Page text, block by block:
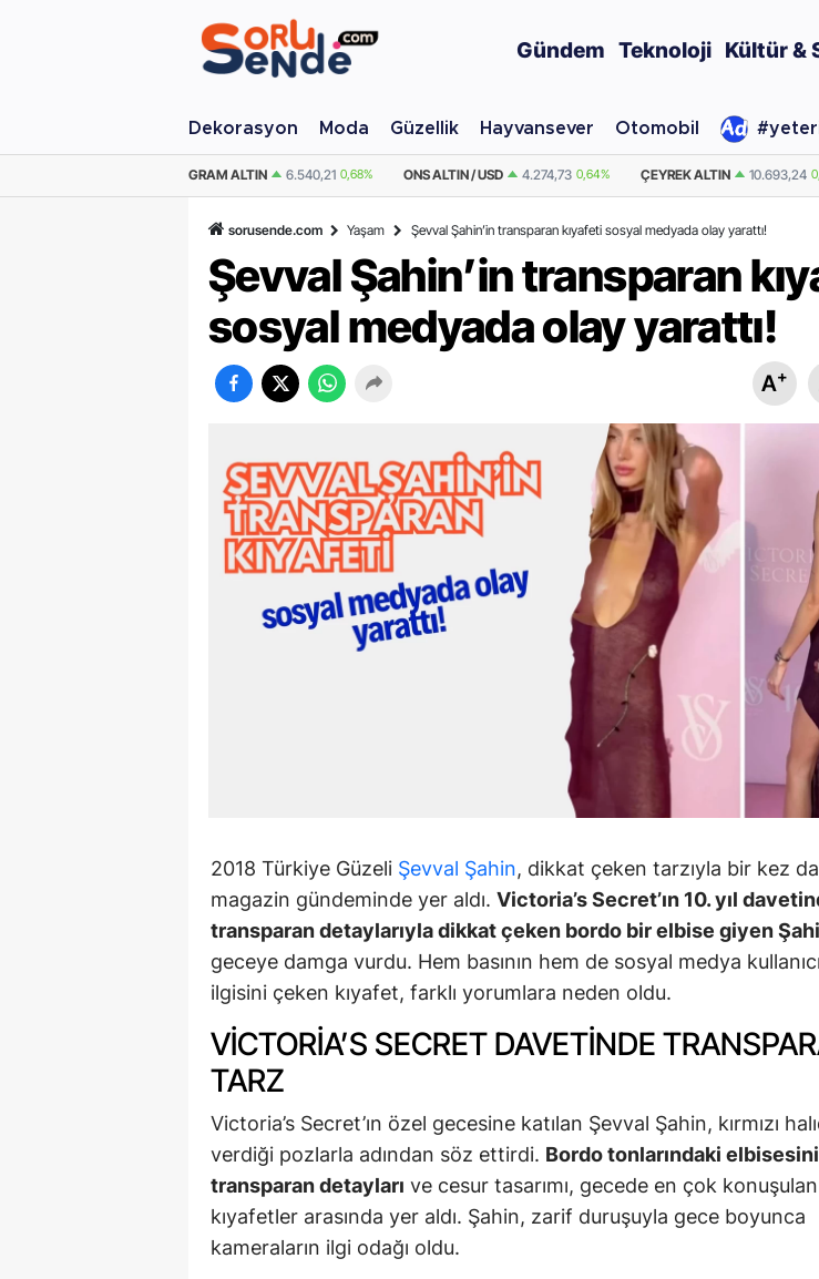
Gündem Teknoloji Kültür &
Dekorasyon Moda Güzellik Hayvansever Otomobil
ONS ALTIN / USD 4.274,73 0,64% ÇEYREK ALTIN 10.693,24 0,68% YARIM ALTIN 21.386,48
sorusende.com Yaşam Şevval Şahin’in transparan kıyafeti sosyal medyada olay yarattı!
Şevval Şahin’in transparan
sosyal medyada olay yarattı!
A+
2018 Türkiye Güzeli Şevval Şahin, dikkat çeken tarzıyla bir kez
magazin gündeminde yer aldı. Victoria’s Secret’ın 10. yıl
transparan detaylarıyla dikkat çeken bordo bir elbise giyen
geceye damga vurdu. Hem basının hem de sosyal medya
ilgisini çeken kıyafet, farklı yorumlara neden oldu.
VICTORIA’S SECRET DAVETINDE
TARZ
Victoria’s Secret’ın özel gecesine katılan Şevval Şahin, kırmızı
verdiği pozlarla adından söz ettirdi. Bordo tonlarındaki
transparan detayları ve cesur tasarımı, gecede en çok konuşulan
kıyafetler arasında yer aldı. Şahin, zarif duruşuyla gece boyunca
kameraların ilgi odağı oldu.